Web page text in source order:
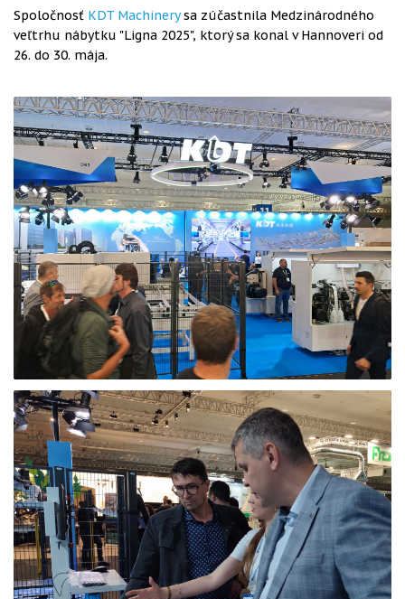
Spoločnosť KDT Machinerysa zúčastnila Medzinárodného
veľtrhu nábytku "Ligna 2025", ktorý sa konal v Hannoveri od
26. do 30. mája.